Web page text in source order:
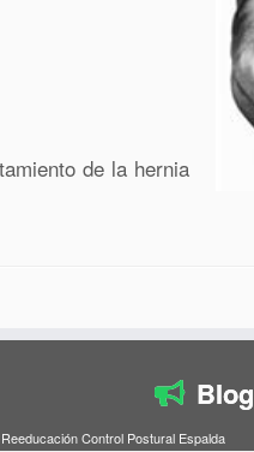
de la hernia
Blog
Reeducación Control Postural Espalda